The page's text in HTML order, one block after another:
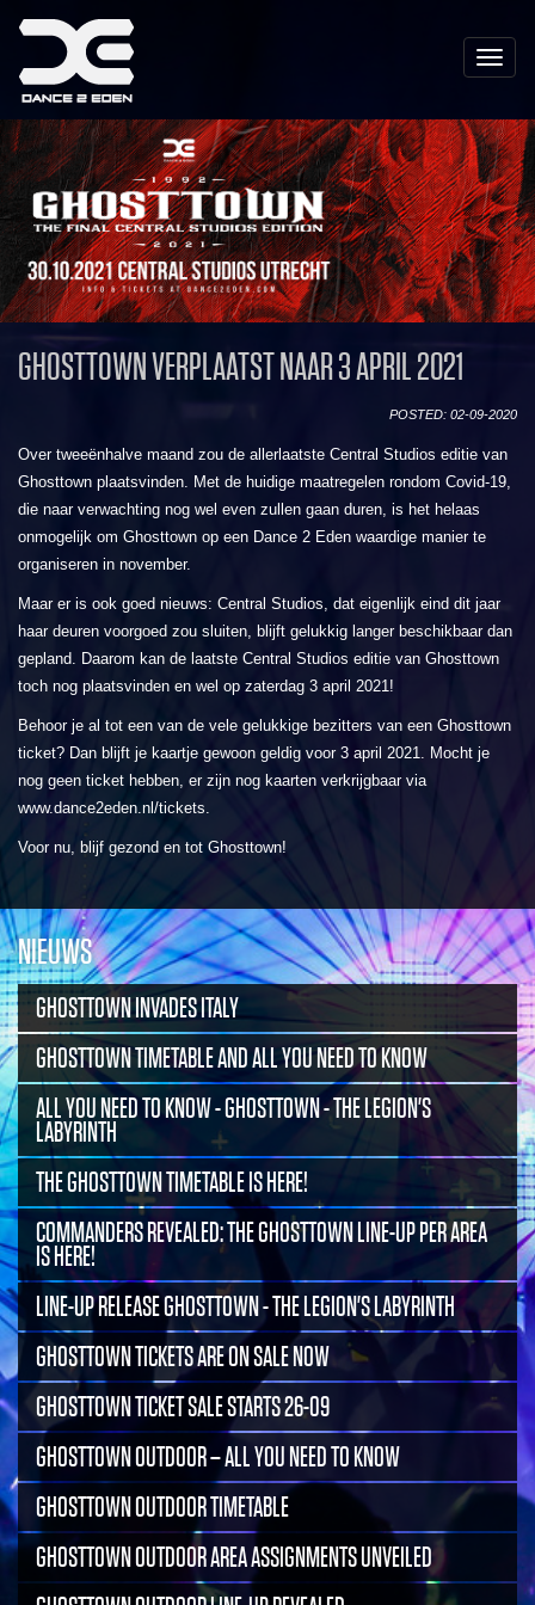
Toggle
GHOSTTOWN VERPLAATST NAAR 3 APRIL 2021
POSTED: 02-09-2020
Over tweeënhalve maand zou de allerlaatste Central Studios editie van
Ghosttown plaatsvinden. Met de huidige maatregelen rondom Covid-19,
die naar verwachting nog wel even zullen gaan duren, is het helaas
onmogelijk om Ghosttown op een Dance 2 Eden waardige manier te
organiseren in november.
Maar er is ook goed nieuws: Central Studios, dat eigenlijk eind dit jaar
haar deuren voorgoed zou sluiten, blijft gelukkig langer beschikbaar dan
gepland. Daarom kan de laatste Central Studios editie van Ghosttown
toch nog plaatsvinden en wel op zaterdag 3 april 2021!
Behoor je al tot een van de vele gelukkige bezitters van een Ghosttown
ticket? Dan blijft je kaartje gewoon geldig voor 3 april 2021. Mocht je
nog geen ticket hebben, er zijn nog kaarten verkrijgbaar via
www.dance2eden.nl/tickets.
Voor nu, blijf gezond en tot Ghosttown!
NIEUWS
GHOSTTOWN INVADES ITALY
GHOSTTOWN TIMETABLE AND ALL YOU NEED TO KNOW
ALL YOU NEED TO KNOW - GHOSTTOWN - THE LEGION'S
LABYRINTH
THE GHOSTTOWN TIMETABLE IS HERE!
COMMANDERS REVEALED: THE GHOSTTOWN LINE-UP PER AREA
IS HERE!
LINE-UP RELEASE GHOSTTOWN - THE LEGION'S LABYRINTH
GHOSTTOWN TICKETS ARE ON SALE NOW
GHOSTTOWN TICKET SALE STARTS 26-09
GHOSTTOWN OUTDOOR – ALL YOU NEED TO KNOW
GHOSTTOWN OUTDOOR TIMETABLE
GHOSTTOWN OUTDOOR AREA ASSIGNMENTS UNVEILED